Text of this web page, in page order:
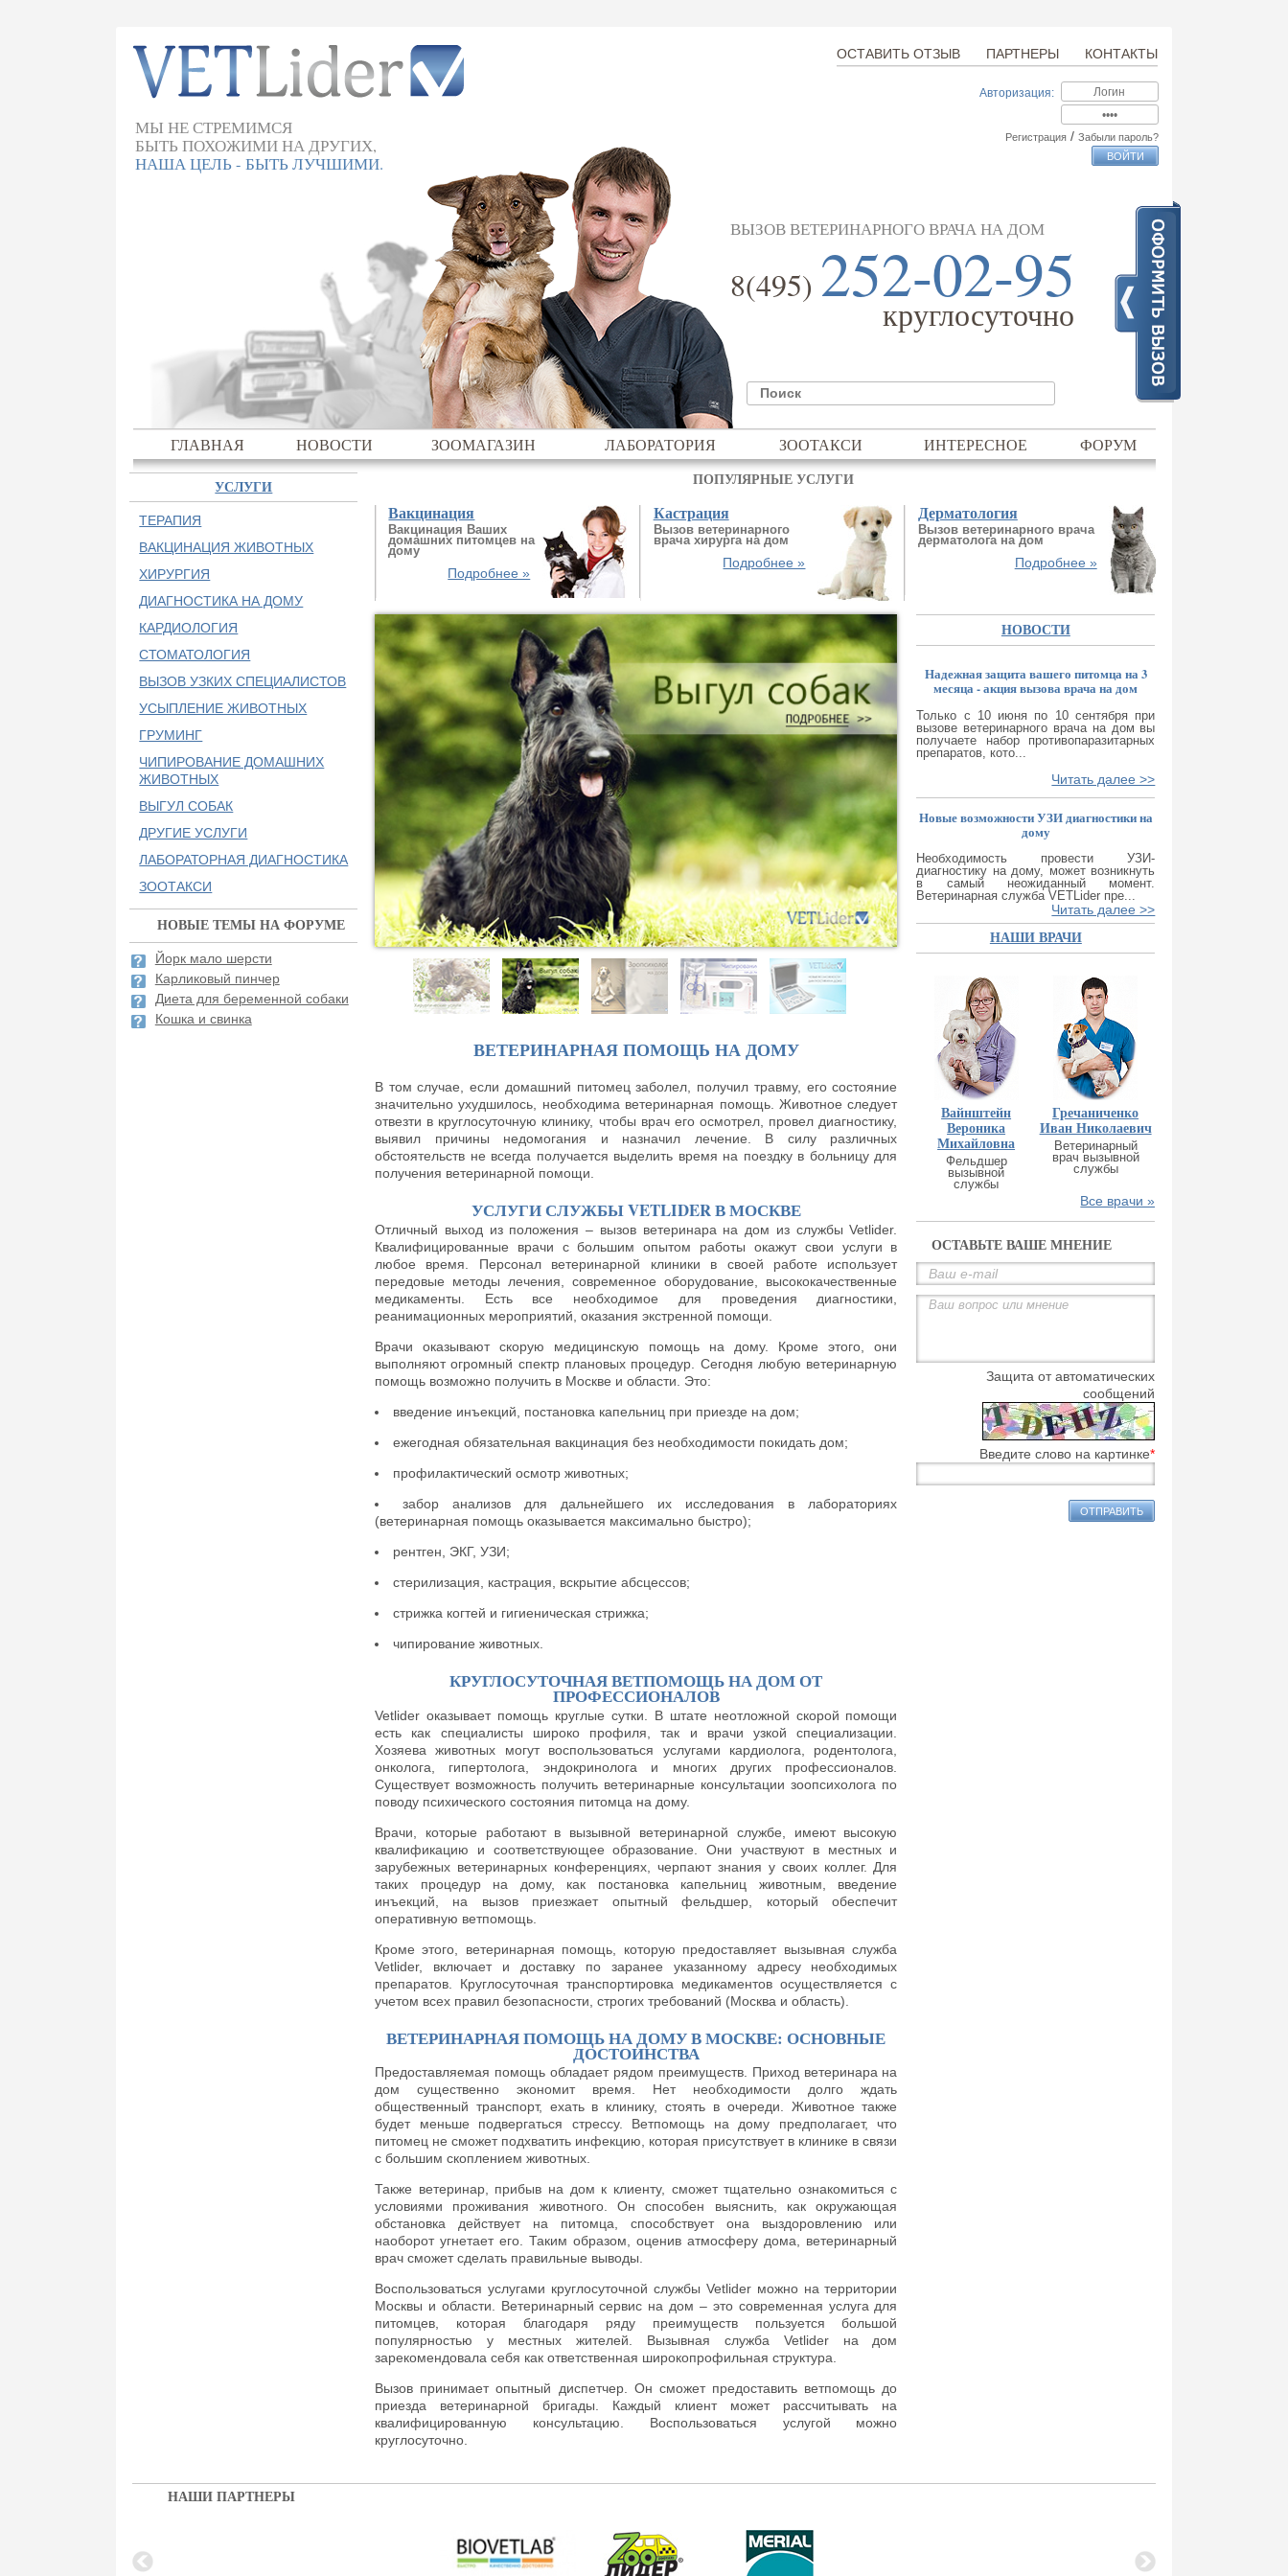
КОНТАКТЫ
ПАРТНЕРЫ
ОСТАВИТЬ ОТЗЫВ
Авторизация:
Регистрация / Забыли пароль?
ВЫЗОВ ВЕТЕРИНАРНОГО ВРАЧА НА ДОМ
8(495) 252-02-95
круглосуточно
МЫ НЕ СТРЕМИМСЯ
БЫТЬ ПОХОЖИМИ НА ДРУГИХ,
НАША ЦЕЛЬ - БЫТЬ ЛУЧШИМИ.
ГЛАВНАЯ НОВОСТИ ЗООМАГАЗИН ЛАБОРАТОРИЯ ЗООТАКСИ ИНТЕРЕСНОЕ ФОРУМ
ПОПУЛЯРНЫЕ УСЛУГИ
Вакцинация
Вакцинация Ваших
домашних питомцев на
дому
Подробнее »
Кастрация
Вызов ветеринарного
врача хирурга на дом
Подробнее »
Дерматология
Вызов ветеринарного врача
дерматолога на дом
Подробнее »
ВЕТЕРИНАРНАЯ ПОМОЩЬ НА ДОМУ
В том случае, если домашний питомец заболел, получил травму, его состояние
значительно ухудшилось, необходима ветеринарная помощь. Животное следует
отвезти в круглосуточную клинику, чтобы врач его осмотрел, провел диагностику,
выявил причины недомогания и назначил лечение. В силу различных
обстоятельств не всегда получается выделить время на поездку в больницу для
получения ветеринарной помощи.
УСЛУГИ СЛУЖБЫ VETLIDER В МОСКВЕ
Отличный выход из положения – вызов ветеринара на дом из службы Vetlider.
Квалифицированные врачи с большим опытом работы окажут свои услуги в
любое время. Персонал ветеринарной клиники в своей работе использует
передовые методы лечения, современное оборудование, высококачественные
медикаменты. Есть все необходимое для проведения диагностики,
реанимационных мероприятий, оказания экстренной помощи.
Врачи оказывают скорую медицинскую помощь на дому. Кроме этого, они
выполняют огромный спектр плановых процедур. Сегодня любую ветеринарную
помощь возможно получить в Москве и области. Это:
введение инъекций, постановка капельниц при приезде на дом;
ежегодная обязательная вакцинация без необходимости покидать дом;
профилактический осмотр животных;
забор анализов для дальнейшего их исследования в лабораториях
(ветеринарная помощь оказывается максимально быстро);
рентген, ЭКГ, УЗИ;
стерилизация, кастрация, вскрытие абсцессов;
стрижка когтей и гигиеническая стрижка;
чипирование животных.
КРУГЛОСУТОЧНАЯ ВЕТПОМОЩЬ НА ДОМ ОТ
ПРОФЕССИОНАЛОВ
Vetlider оказывает помощь круглые сутки. В штате неотложной скорой помощи
есть как специалисты широко профиля, так и врачи узкой специализации.
Хозяева животных могут воспользоваться услугами кардиолога, родентолога,
онколога, гипертолога, эндокринолога и многих других профессионалов.
Существует возможность получить ветеринарные консультации зоопсихолога по
поводу психического состояния питомца на дому.
Врачи, которые работают в вызывной ветеринарной службе, имеют высокую
квалификацию и соответствующее образование. Они участвуют в местных и
зарубежных ветеринарных конференциях, черпают знания у своих коллег. Для
таких процедур на дому, как постановка капельниц животным, введение
инъекций, на вызов приезжает опытный фельдшер, который обеспечит
оперативную ветпомощь.
Кроме этого, ветеринарная помощь, которую предоставляет вызывная служба
Vetlider, включает и доставку по заранее указанному адресу необходимых
препаратов. Круглосуточная транспортировка медикаментов осуществляется с
учетом всех правил безопасности, строгих требований (Москва и область).
ВЕТЕРИНАРНАЯ ПОМОЩЬ НА ДОМУ В МОСКВЕ: ОСНОВНЫЕ
ДОСТОИНСТВА
Предоставляемая помощь обладает рядом преимуществ. Приход ветеринара на
дом существенно экономит время. Нет необходимости долго ждать
общественный транспорт, ехать в клинику, стоять в очереди. Животное также
будет меньше подвергаться стрессу. Ветпомощь на дому предполагает, что
питомец не сможет подхватить инфекцию, которая присутствует в клинике в связи
с большим скоплением животных.
Также ветеринар, прибыв на дом к клиенту, сможет тщательно ознакомиться с
условиями проживания животного. Он способен выяснить, как окружающая
обстановка действует на питомца, способствует она выздоровлению или
наоборот угнетает его. Таким образом, оценив атмосферу дома, ветеринарный
врач сможет сделать правильные выводы.
Воспользоваться услугами круглосуточной службы Vetlider можно на территории
Москвы и области. Ветеринарный сервис на дом – это современная услуга для
питомцев, которая благодаря ряду преимуществ пользуется большой
популярностью у местных жителей. Вызывная служба Vetlider на дом
зарекомендовала себя как ответственная широкопрофильная структура.
Вызов принимает опытный диспетчер. Он сможет предоставить ветпомощь до
приезда ветеринарной бригады. Каждый клиент может рассчитывать на
квалифицированную консультацию. Воспользоваться услугой можно
круглосуточно.
УСЛУГИ
ТЕРАПИЯ
ВАКЦИНАЦИЯ ЖИВОТНЫХ
ХИРУРГИЯ
ДИАГНОСТИКА НА ДОМУ
КАРДИОЛОГИЯ
СТОМАТОЛОГИЯ
ВЫЗОВ УЗКИХ СПЕЦИАЛИСТОВ
УСЫПЛЕНИЕ ЖИВОТНЫХ
ГРУМИНГ
ЧИПИРОВАНИЕ ДОМАШНИХ
ЖИВОТНЫХ
ВЫГУЛ СОБАК
ДРУГИЕ УСЛУГИ
ЛАБОРАТОРНАЯ ДИАГНОСТИКА
ЗООТАКСИ
НОВЫЕ ТЕМЫ НА ФОРУМЕ
Йорк мало шерсти
Карликовый пинчер
Диета для беременной собаки
Кошка и свинка
НОВОСТИ
Надежная защита вашего питомца на 3
месяца - акция вызова врача на дом
Только с 10 июня по 10 сентября при
вызове ветеринарного врача на дом вы
получаете набор противопаразитарных
препаратов, кото...
Читать далее >>
Новые возможности УЗИ диагностики на
дому
Необходимость провести УЗИ-
диагностику на дому, может возникнуть
в самый неожиданный момент.
Ветеринарная служба VETLider пре...
Читать далее >>
НАШИ ВРАЧИ
Вайнштейн
Вероника
Михайловна
Фельдшер
вызывной
службы
Гречаниченко
Иван Николаевич
Ветеринарный
врач вызывной
службы
Все врачи »
ОСТАВЬТЕ ВАШЕ МНЕНИЕ
Защита от автоматических
сообщений
Введите слово на картинке*
НАШИ ПАРТНЕРЫ